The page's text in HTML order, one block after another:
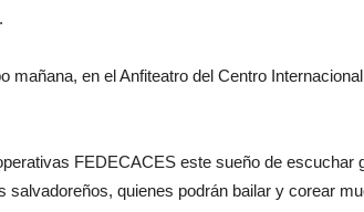
mañana, en el Anfiteatro del Centro
FEDECACES este sueño de escuchar
salvadoreños, quienes podrán bailar y corear